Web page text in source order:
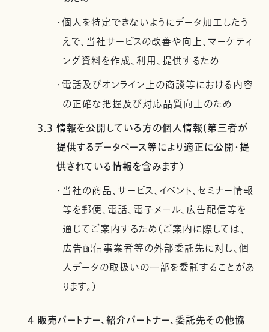
・個人を特定できないようにデータ加工したう
えで、当社サービスの改善や向上、マーケティ
ング資料を作成、利用、提供するため
・電話及びオンライン上の商談等における内容
の正確な把握及び対応品質向上のため
3.3 情報を公開している方の個人情報(第三者が
提供するデータベース等により適正に公開・提
供されている情報を含みます）
・当社の商品、サービス、イベント、セミナー情報
等を郵便、電話、電子メール、広告配信等を
通じてご案内するため（ご案内に際しては、
広告配信事業者等の外部委託先に対し、個
人データの取扱いの一部を委託することがあ
ります。）
4 販売パートナー、紹介パートナー、委託先その他協